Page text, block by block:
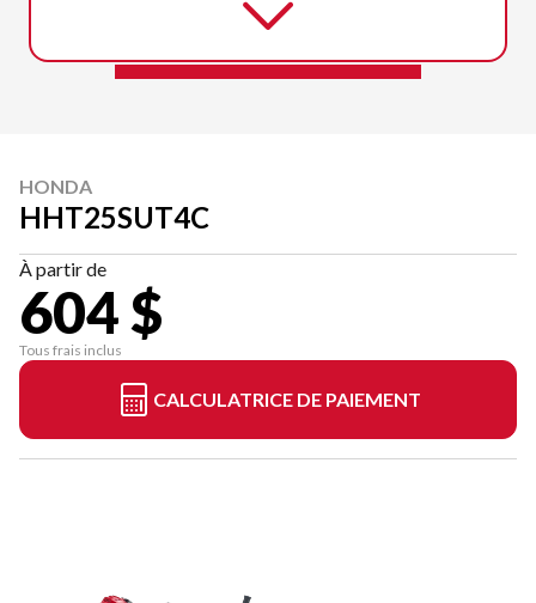
HONDA
HHT25SUT4C
À partir de
604 $
Tous frais inclus
CALCULATRICE DE PAIEMENT